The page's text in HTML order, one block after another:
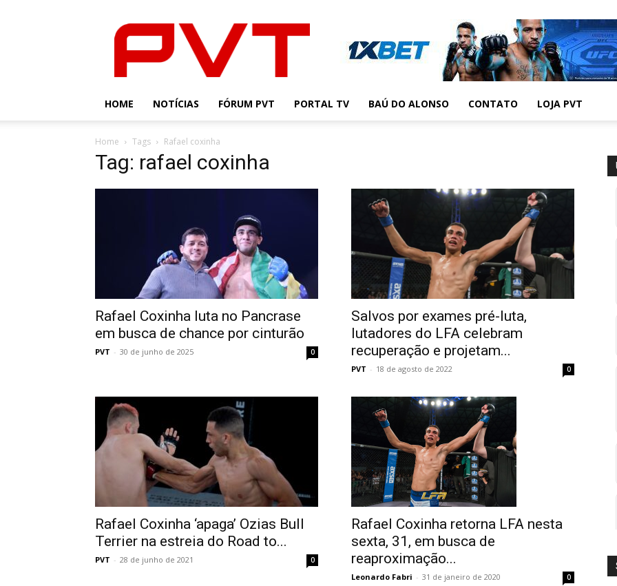
HOME NOTÍCIAS FÓRUM PVT PORTAL TV BAÚ DO ALONSO CONTATO LOJA PVT
Home Tags Rafael coxinha
Tag: rafael coxinha
Rafael Coxinha luta no Pancrase
em busca de chance por cinturão
PVT - 30 de junho de 2025 0
Salvos por exames pré-luta,
lutadores do LFA celebram
recuperação e projetam...
PVT - 18 de agosto de 2022 0
Rafael Coxinha ‘apaga’ Ozias Bull
Terrier na estreia do Road to...
PVT - 28 de junho de 2021 0
Rafael Coxinha retorna LFA nesta
sexta, 31, em busca de
reaproximação...
Leonardo Fabri - 31 de janeiro de 2020 0